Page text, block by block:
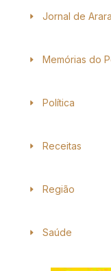
Jornal de
Memórias do
Política
Receitas
Região
Saúde